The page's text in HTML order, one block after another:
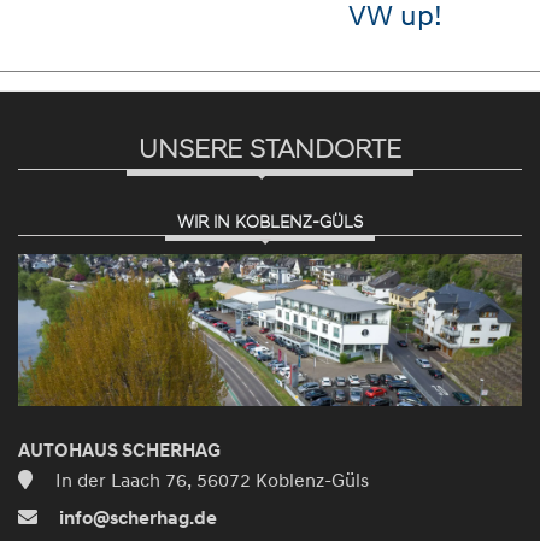
UNSERE STANDORTE
WIR IN KOBLENZ-GÜLS
AUTOHAUS SCHERHAG
In der Laach 76, 56072 Koblenz-Güls
info@scherhag.de